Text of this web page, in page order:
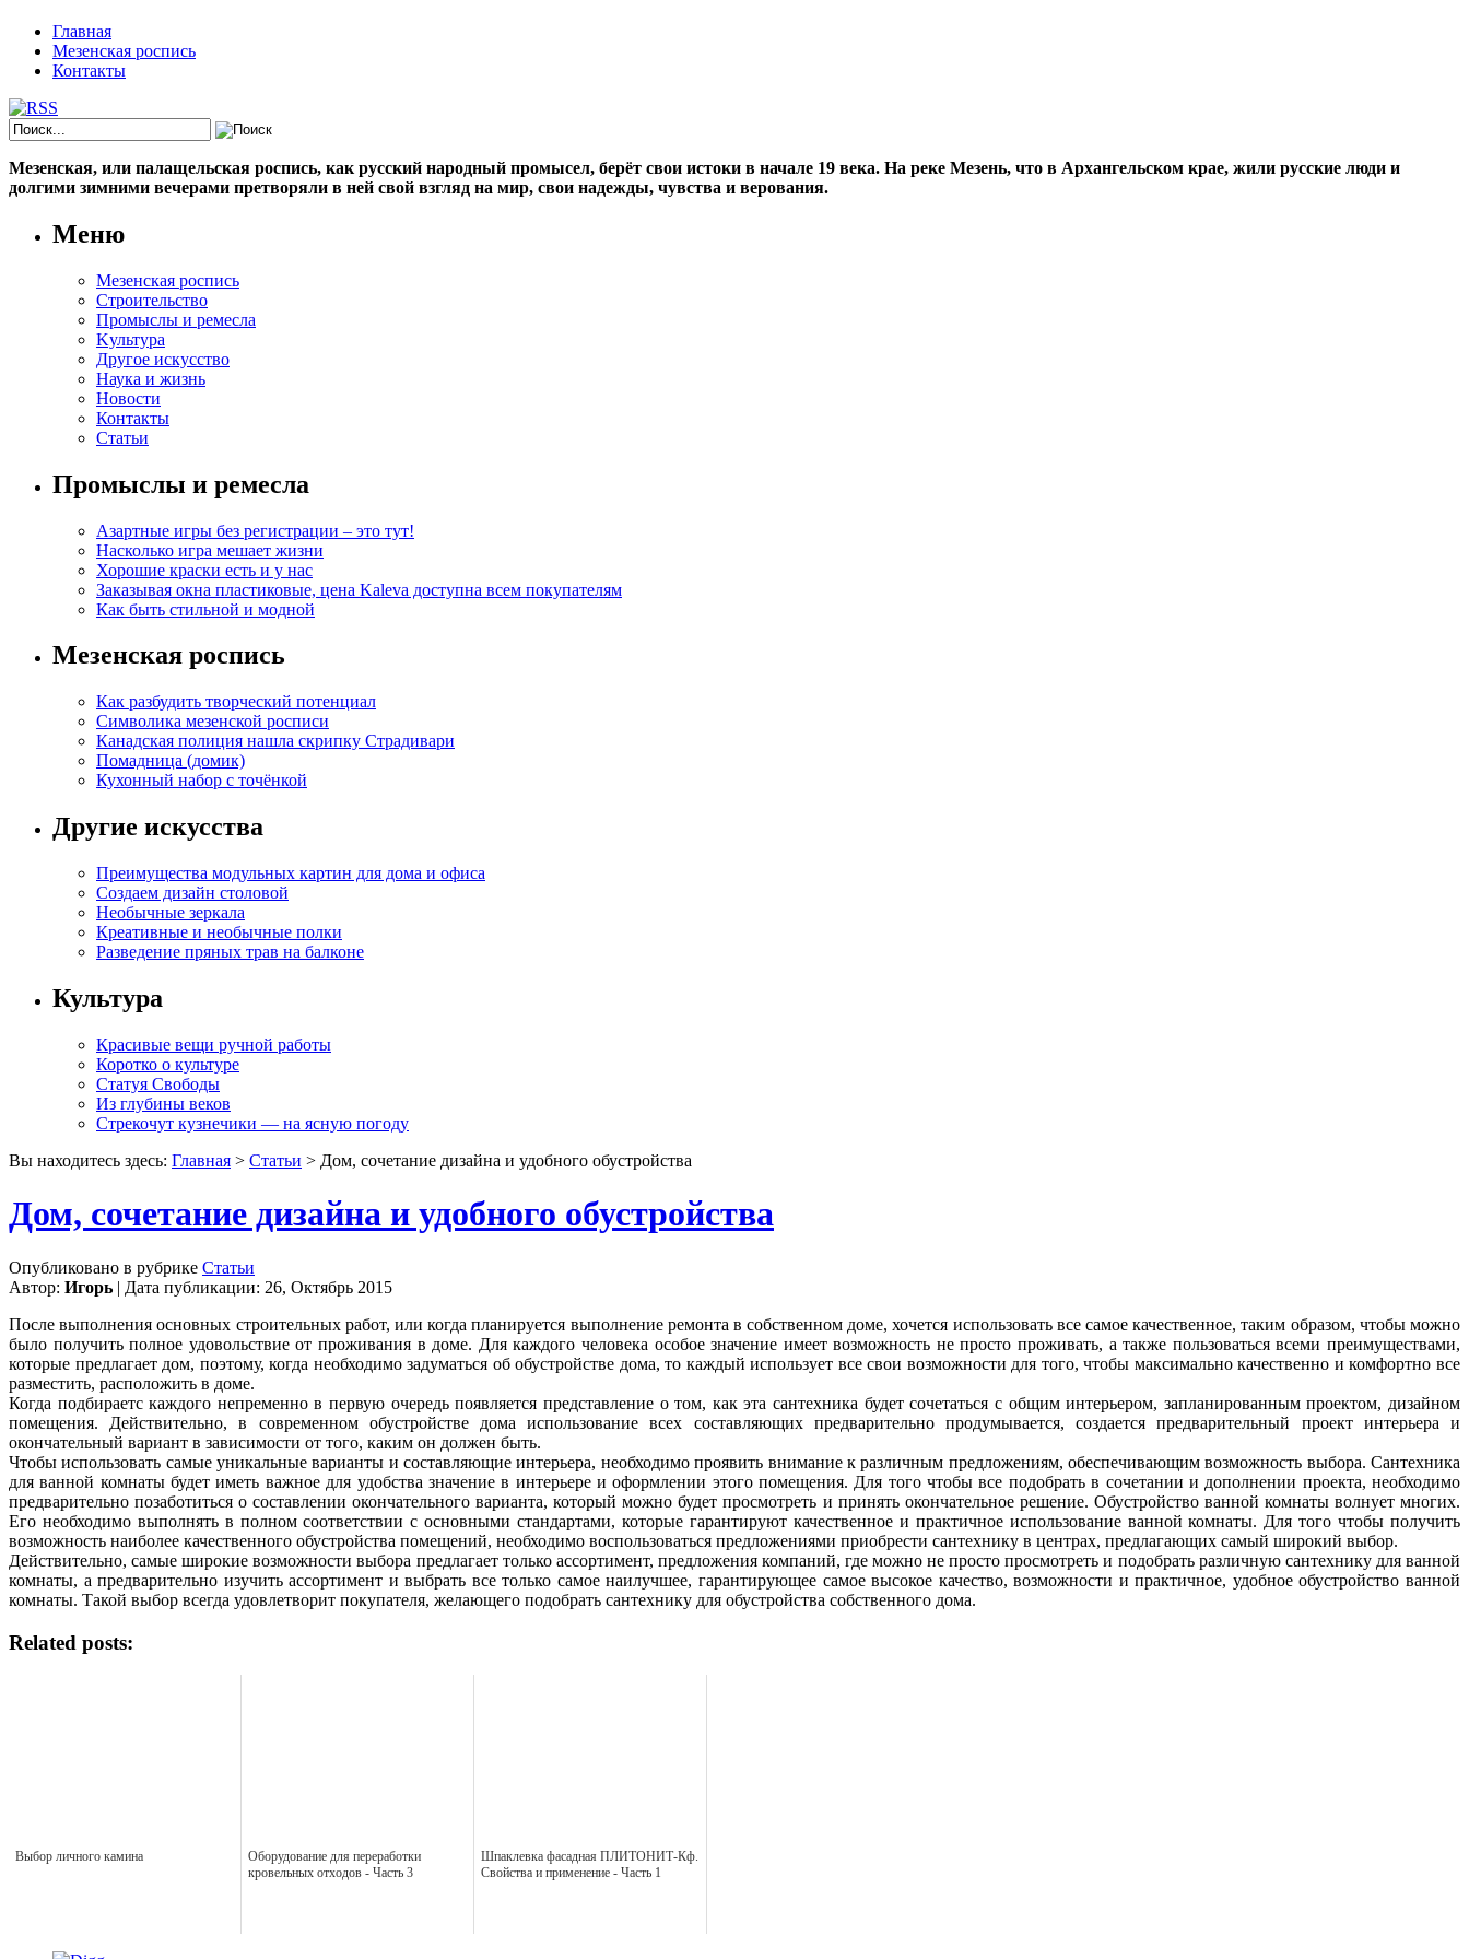
Главная
Мезенская роспись
Контакты
Мезенская, или палащельская роспись, как русский народный промысел, берёт свои истоки в начале 19 века. На реке Мезень, что в Архангельском крае, жили русские люди и
долгими зимними вечерами претворяли в ней свой взгляд на мир, свои надежды, чувства и верования.
Меню
Мезенская роспись
Строительство
Промыслы и ремесла
Kультура
Другое искусство
Наука и жизнь
Новости
Контакты
Статьи
Промыслы и ремесла
Азартные игры без регистрации – это тут!
Насколько игра мешает жизни
Хорошие краски есть и у нас
Заказывая окна пластиковые, цена Kaleva доступна всем покупателям
Как быть стильной и модной
Мезенская роспись
Как разбудить творческий потенциал
Символика мезенской росписи
Канадская полиция нашла скрипку Страдивари
Помадница (домик)
Кухонный набор с точёнкой
Другие искусства
Преимущества модульных картин для дома и офиса
Создаем дизайн столовой
Необычные зеркала
Креативные и необычные полки
Разведение пряных трав на балконе
Культура
Красивые вещи ручной работы
Коротко о культуре
Статуя Свободы
Из глубины веков
Стрекочут кузнечики — на ясную погоду
Вы находитесь здесь: Главная > Статьи > Дом, сочетание дизайна и удобного обустройства
Дом, сочетание дизайна и удобного обустройства
Опубликовано в рубрике Статьи
Автор: Игорь | Дата публикации: 26, Октябрь 2015
После выполнения основных строительных работ, или когда планируется выполнение ремонта в собственном доме, хочется использовать все самое качественное, таким образом, чтобы можно
было получить полное удовольствие от проживания в доме. Для каждого человека особое значение имеет возможность не просто проживать, а также пользоваться всеми преимуществами,
которые предлагает дом, поэтому, когда необходимо задуматься об обустройстве дома, то каждый использует все свои возможности для того, чтобы максимально качественно и комфортно все
разместить, расположить в доме.
Когда подбираетс каждого непременно в первую очередь появляется представление о том, как эта сантехника будет сочетаться с общим интерьером, запланированным проектом, дизайном
помещения. Действительно, в современном обустройстве дома использование всех составляющих предварительно продумывается, создается предварительный проект интерьера и
окончательный вариант в зависимости от того, каким он должен быть.
Чтобы использовать самые уникальные варианты и составляющие интерьера, необходимо проявить внимание к различным предложениям, обеспечивающим возможность выбора. Сантехника
для ванной комнаты будет иметь важное для удобства значение в интерьере и оформлении этого помещения. Для того чтобы все подобрать в сочетании и дополнении проекта, необходимо
предварительно позаботиться о составлении окончательного варианта, который можно будет просмотреть и принять окончательное решение. Обустройство ванной комнаты волнует многих.
Его необходимо выполнять в полном соответствии с основными стандартами, которые гарантируют качественное и практичное использование ванной комнаты. Для того чтобы получить
возможность наиболее качественного обустройства помещений, необходимо воспользоваться предложениями приобрести сантехнику в центрах, предлагающих самый широкий выбор.
Действительно, самые широкие возможности выбора предлагает только ассортимент, предложения компаний, где можно не просто просмотреть и подобрать различную сантехнику для ванной
комнаты, а предварительно изучить ассортимент и выбрать все только самое наилучшее, гарантирующее самое высокое качество, возможности и практичное, удобное обустройство ванной
комнаты. Такой выбор всегда удовлетворит покупателя, желающего подобрать сантехнику для обустройства собственного дома.
Related posts:
Выбор личного камина
Оборудование для переработки
кровельных отходов - Часть 3
Шпаклевка фасадная ПЛИТОНИТ-Кф.
Свойства и применение - Часть 1